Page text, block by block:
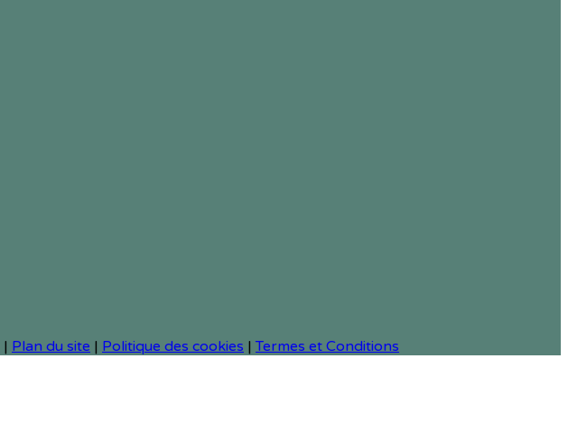
| Plan du site | Politique des cookies | Termes et Conditions